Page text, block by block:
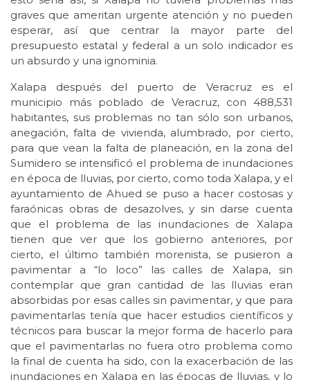
graves que ameritan urgente atención y no pueden
esperar, así que centrar la mayor parte del
presupuesto estatal y federal a un solo indicador es
un absurdo y una ignominia.
Xalapa después del puerto de Veracruz es el
municipio más poblado de Veracruz, con 488,531
habitantes, sus problemas no tan sólo son urbanos,
anegación, falta de vivienda, alumbrado, por cierto,
para que vean la falta de planeación, en la zona del
Sumidero se intensificó el problema de inundaciones
en época de lluvias, por cierto, como toda Xalapa, y el
ayuntamiento de Ahued se puso a hacer costosas y
faraónicas obras de desazolves, y sin darse cuenta
que el problema de las inundaciones de Xalapa
tienen que ver que los gobierno anteriores, por
cierto, el último también morenista, se pusieron a
pavimentar a “lo loco” las calles de Xalapa, sin
contemplar que gran cantidad de las lluvias eran
absorbidas por esas calles sin pavimentar, y que para
pavimentarlas tenía que hacer estudios científicos y
técnicos para buscar la mejor forma de hacerlo para
que el pavimentarlas no fuera otro problema como
la final de cuenta ha sido, con la exacerbación de las
inundaciones en Xalapa en las épocas de lluvias, y lo